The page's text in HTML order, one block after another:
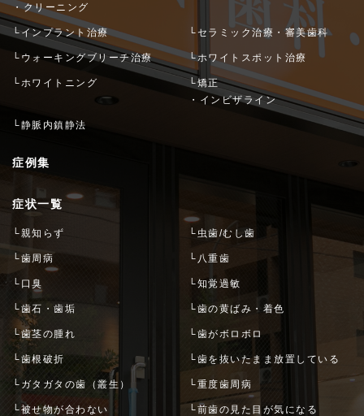
・クリーニング
└インプラント治療 └セラミック治療・審美歯科
└ウォーキングブリーチ治療 └ホワイトスポット治療
└ホワイトニング
└矯正
・インビザライン
└静脈内鎮静法
症例集
症状一覧
└親知らず └虫歯/むし歯
└歯周病 └八重歯
└口臭 └知覚過敏
└歯石・歯垢 └歯の黄ばみ・着色
└歯茎の腫れ └歯がボロボロ
└歯根破折 └歯を抜いたまま放置している
└ガタガタの歯（叢生） └重度歯周病
└被せ物が合わない └前歯の見た目が気になる